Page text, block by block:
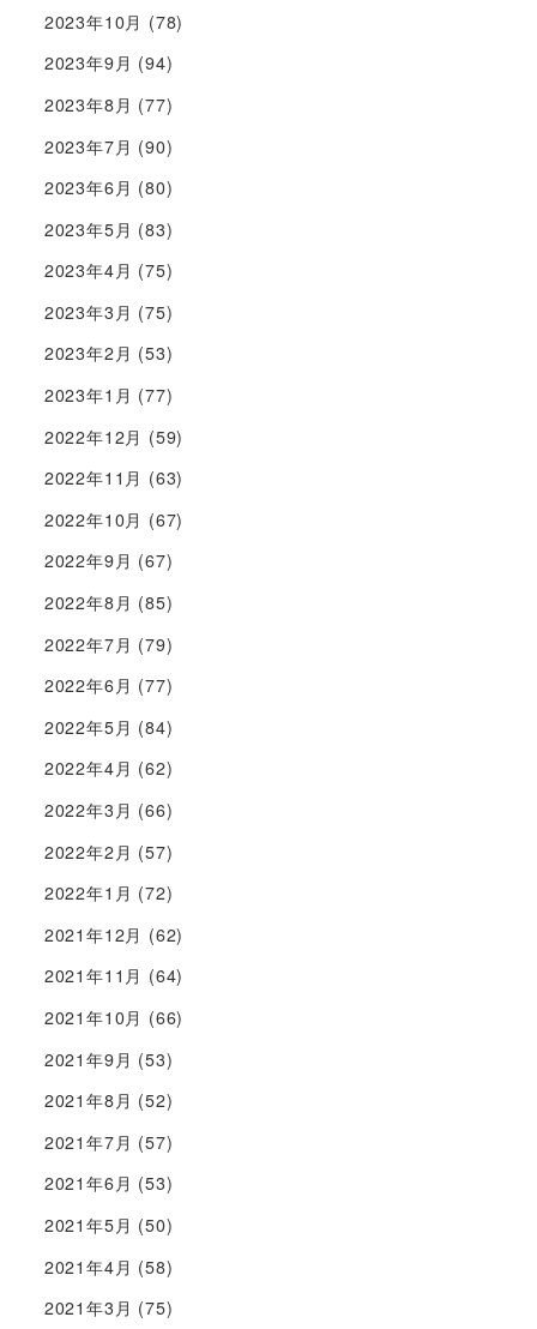
2023年10月 (78)
2023年9月 (94)
2023年8月 (77)
2023年7月 (90)
2023年6月 (80)
2023年5月 (83)
2023年4月 (75)
2023年3月 (75)
2023年2月 (53)
2023年1月 (77)
2022年12月 (59)
2022年11月 (63)
2022年10月 (67)
2022年9月 (67)
2022年8月 (85)
2022年7月 (79)
2022年6月 (77)
2022年5月 (84)
2022年4月 (62)
2022年3月 (66)
2022年2月 (57)
2022年1月 (72)
2021年12月 (62)
2021年11月 (64)
2021年10月 (66)
2021年9月 (53)
2021年8月 (52)
2021年7月 (57)
2021年6月 (53)
2021年5月 (50)
2021年4月 (58)
2021年3月 (75)